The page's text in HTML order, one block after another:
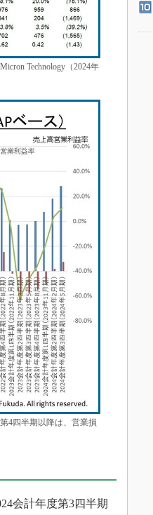
Technology（2024年
4四半期以降は、営業損
会計年度第3四半期